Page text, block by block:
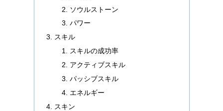
ソウルストーン
パワー
スキル
スキルの成功率
アクティブスキル
パッシブスキル
エネルギー
スキン